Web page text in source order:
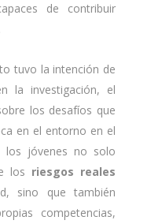
de contribuir
tuvo la intención de
la investigación, el
los desafíos que
en el entorno en el
los jóvenes no solo
los riesgos reales
sino que también
competencias,